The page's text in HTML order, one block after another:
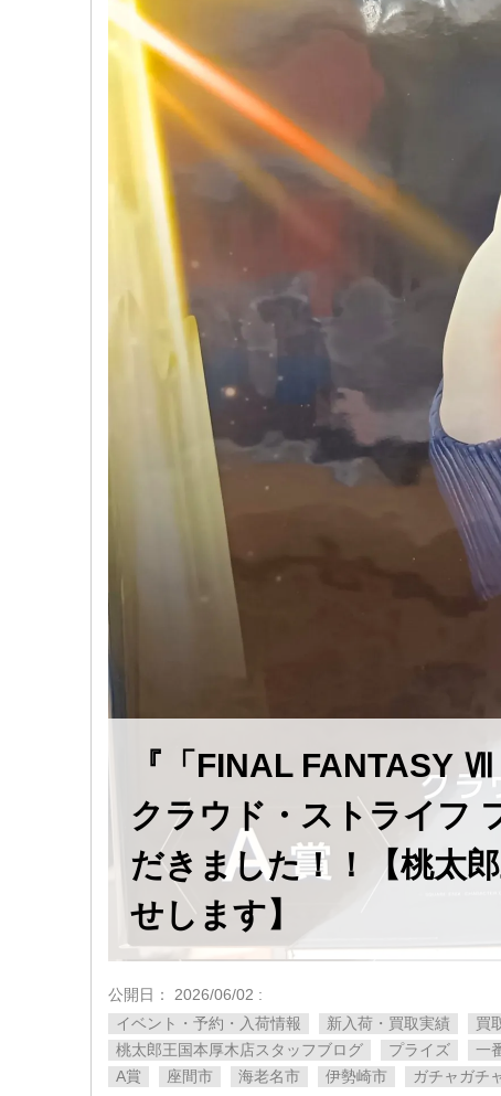
『「FINAL FANTASY
クラウド・ストライフ
だきました！！【桃太
せします】
公開日： 2026/06/02 :
イベント・予約・入荷情報
新入荷・買取実績 買
桃太郎王国本厚木店スタッフブログ
プライズ 一
A賞
座間市 海老名市 伊勢崎市 ガチャガチ